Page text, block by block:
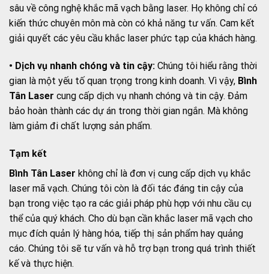
sâu về công nghệ khắc mã vạch bằng laser. Họ không chỉ có
kiến thức chuyên môn mà còn có khả năng tư vấn. Cam kết
giải quyết các yêu cầu khắc laser phức tạp của khách hàng.
• Dịch vụ nhanh chóng và tin cậy: Chúng tôi hiểu rằng thời
gian là một yếu tố quan trọng trong kinh doanh. Vì vậy, Bình
Tân Laser cung cấp dịch vụ nhanh chóng và tin cậy. Đảm
bảo hoàn thành các dự án trong thời gian ngắn. Mà không
làm giảm đi chất lượng sản phẩm.
Tạm kết
Bình Tân Laser không chỉ là đơn vị cung cấp dịch vụ khắc
laser mã vạch. Chúng tôi còn là đối tác đáng tin cậy của
bạn trong việc tạo ra các giải pháp phù hợp với nhu cầu cụ
thể của quý khách. Cho dù bạn cần khắc laser mã vạch cho
mục đích quản lý hàng hóa, tiếp thị sản phẩm hay quảng
cáo. Chúng tôi sẽ tư vấn và hỗ trợ bạn trong quá trình thiết
kế và thực hiện.